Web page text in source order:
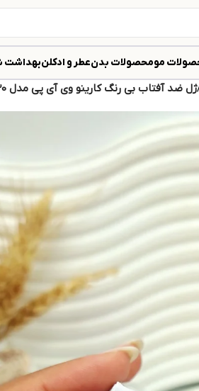
مومحصولات بدنعطر و ادکلن
ژل ضد آفتاب بی رنگ کارینو وی آی پی مدل 3in1 SPF30 کد 4799